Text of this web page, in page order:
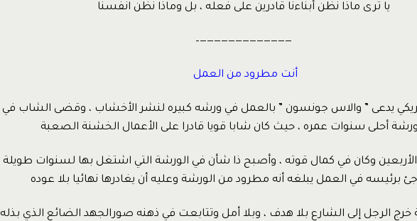
يا ترى ماذا نظن أبناءنا قادرين على فعله ، بل وماذا نظن انفسنا
—————————————–
أنت مطرود من العمل
يدعى ” والاس جونسون ” بالعمل في ورشه كبيره لنشر الأخشاب ، وقضى الشاب في
أحلى سنوات عمره ، حيث كان شابا قويا قادرا على الأعمال الخشنة الصعبة
وكان في كمال قوته ، وأصبح ذا شأن في الورشة التي اشتغل بها لسنوات طويلة
برئيسه في العمل يبلغه أنه مطرود من الورشة وعليه أن يغادرها نهائيا بلا عوده
الرجل إلى الشارع بلا هدف ، وبلا أمل وتتابعت في ذهنه صورالجهد الضائع الذي بذله